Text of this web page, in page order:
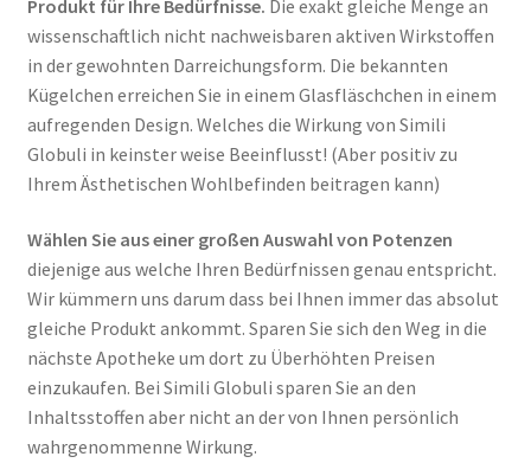
Produkt für Ihre Bedürfnisse. Die exakt gleiche Menge an
wissenschaftlich nicht nachweisbaren aktiven Wirkstoffen
in der gewohnten Darreichungsform. Die bekannten
Kügelchen erreichen Sie in einem Glasfläschchen in einem
aufregenden Design. Welches die Wirkung von Simili
Globuli in keinster weise Beeinflusst! (Aber positiv zu
Ihrem Ästhetischen Wohlbefinden beitragen kann)
Wählen Sie aus einer großen Auswahl von Potenzen
diejenige aus welche Ihren Bedürfnissen genau entspricht.
Wir kümmern uns darum dass bei Ihnen immer das absolut
gleiche Produkt ankommt. Sparen Sie sich den Weg in die
nächste Apotheke um dort zu Überhöhten Preisen
einzukaufen. Bei Simili Globuli sparen Sie an den
Inhaltsstoffen aber nicht an der von Ihnen persönlich
wahrgenommenne Wirkung.